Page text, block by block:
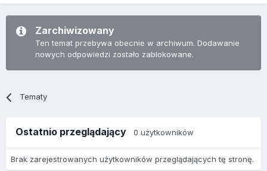
Zarchiwizowany
Ten temat przebywa obecnie w archiwum. Dodawanie
nowych odpowiedzi zostało zablokowane.
Tematy
Ostatnio przeglądający 0 użytkowników
Brak zarejestrowanych użytkowników przeglądających tę stronę.